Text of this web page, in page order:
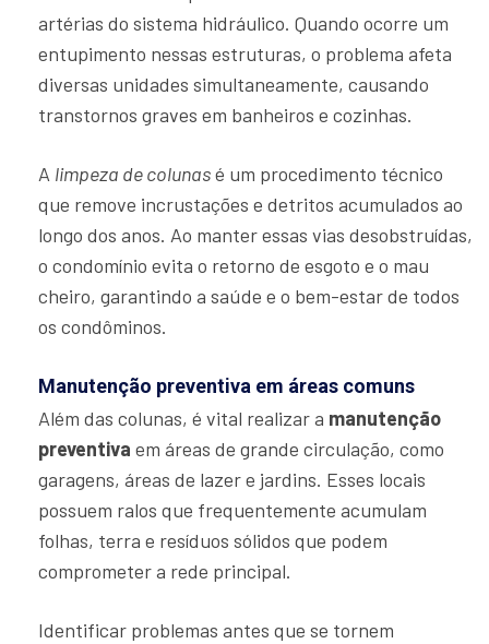
artérias do sistema hidráulico. Quando ocorre um
entupimento nessas estruturas, o problema afeta
diversas unidades simultaneamente, causando
transtornos graves em banheiros e cozinhas.
A limpeza de colunasé um procedimento técnico
que remove incrustações e detritos acumulados ao
longo dos anos. Ao manter essas vias desobstruídas,
o condomínio evita o retorno de esgoto e o mau
cheiro, garantindo a saúde e o bem-estar de todos
os condôminos.
Manutenção preventiva em áreas comuns
Além das colunas, é vital realizar a manutenção
preventiva em áreas de grande circulação, como
garagens, áreas de lazer e jardins. Esses locais
possuem ralos que frequentemente acumulam
folhas, terra e resíduos sólidos que podem
comprometer a rede principal.
Identificar problemas antes que se tornem